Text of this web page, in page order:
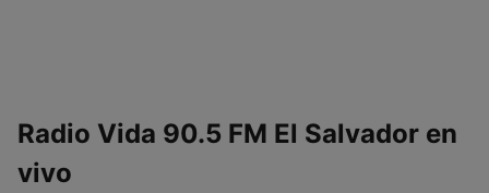
Radio Vida 90.5 FM El Salvador en
vivo